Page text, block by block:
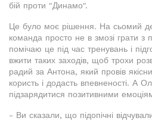
бій проти "Динамо".
Це було моє рішення. На сьомий
команда просто не в змозі грати з
помічаю це під час тренувань і
вжити таких заходів, щоб трохи
радий за Антона, який провів
користь і додасть впевненості. А
підзарядитися позитивними
- Ви сказали, що підопічні